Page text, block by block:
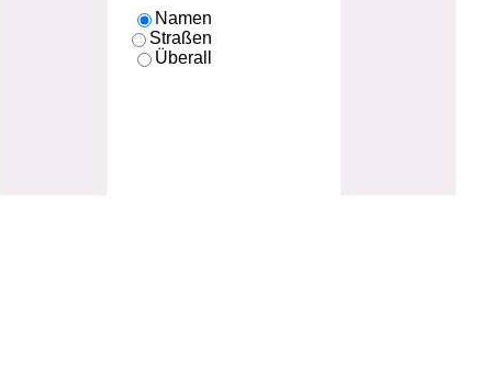
Namen
Straßen
Überall